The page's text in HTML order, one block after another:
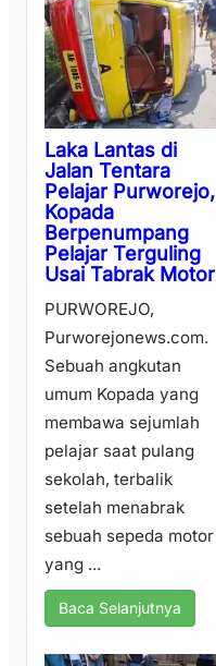
Laka Lantas di
Jalan Tentara
Pelajar Purworejo,
Kopada
Berpenumpang
Pelajar Terguling
Usai Tabrak Motor
PURWOREJO,
Purworejonews.com.
Sebuah angkutan
umum Kopada yang
membawa sejumlah
pelajar saat pulang
sekolah, terbalik
setelah menabrak
sebuah sepeda motor
yang ...
Baca Selanjutnya